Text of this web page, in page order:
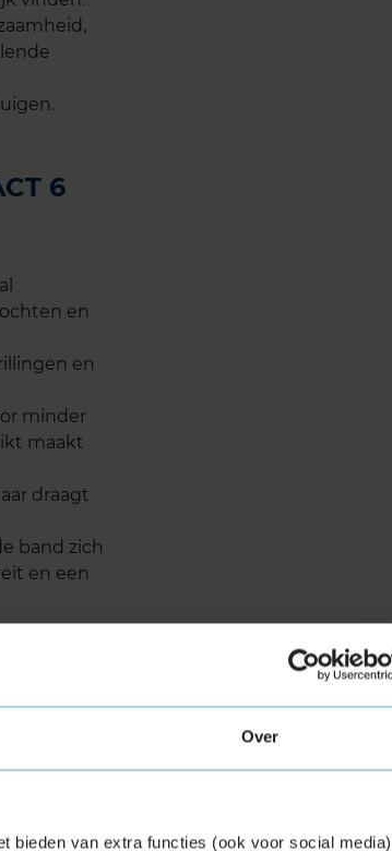
Over
bieden van extra functies (ook voor social media)
6
en
en
minder
maakt
draagt
band zich
en een
Dankzij
deze
dan de